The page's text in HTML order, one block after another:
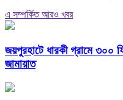
এ সম্পর্কিত আরও খবর
জয়পুরহাটে ধারকী গ্রামে ৩০০
জামায়াত